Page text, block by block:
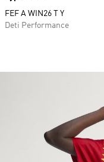
FEF A WIN26 T Y
Deti Performance